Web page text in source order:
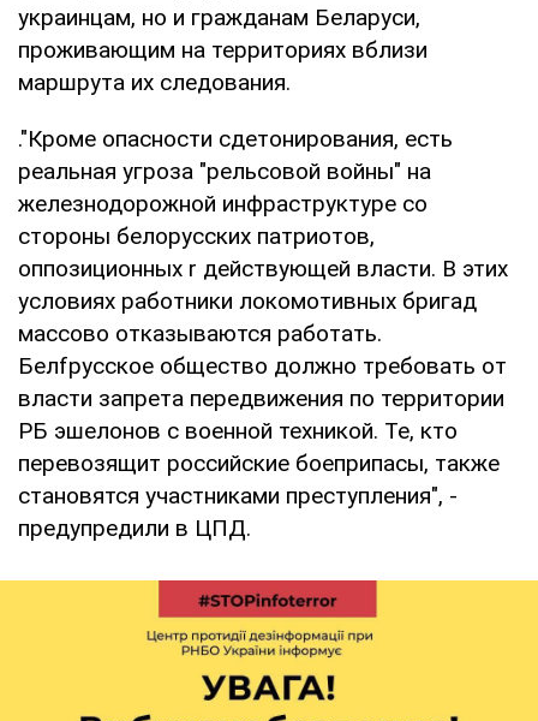
украинцам, но и гражданам Беларуси,
проживающим на территориях вблизи
маршрута их следования.
."Кроме опасности сдетонирования, есть
реальная угроза "рельсовой войны" на
железнодорожной инфраструктуре со
стороны белорусских патриотов,
оппозиционных r действующей власти. В этих
условиях работники локомотивных бригад
массово отказываются работать.
Белfрусское общество должно требовать от
власти запрета передвижения по территории
РБ эшелонов с военной техникой. Те, кто
перевозящит российские боеприпасы, также
становятся участниками преступления", -
предупредили в ЦПД.